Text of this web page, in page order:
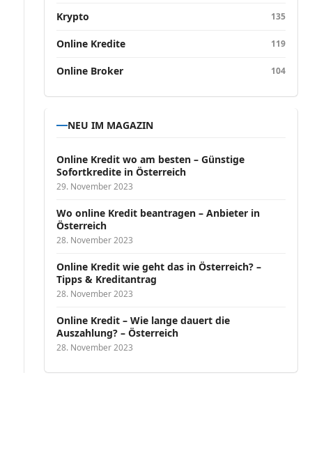
Krypto 135
Online Kredite 119
Online Broker 104
NEU IM MAGAZIN
Online Kredit wo am besten – Günstige
Sofortkredite in Österreich
29. November 2023
Wo online Kredit beantragen – Anbieter in
Österreich
28. November 2023
Online Kredit wie geht das in Österreich? –
Tipps & Kreditantrag
28. November 2023
Online Kredit – Wie lange dauert die
Auszahlung? – Österreich
28. November 2023